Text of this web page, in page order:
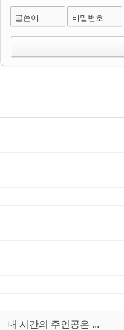
글쓴이 비밀번호
내 시간의 주인공은 ...